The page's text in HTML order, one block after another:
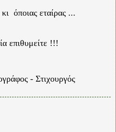
όποιας εταίρας ...
επιθυμείτε !!!
- Στιχουργός